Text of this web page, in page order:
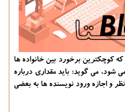
كوچكترین برخورد بین خانواده ها
شود، می گوید: باید مقداری درباره
و اجازه ورود نویسنده ها به بعضی